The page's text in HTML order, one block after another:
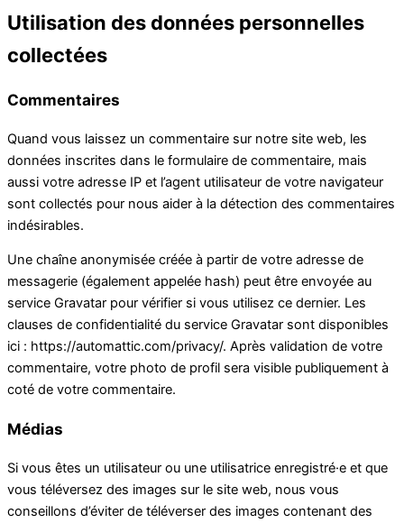
Utilisation des données personnelles
collectées
Commentaires
Quand vous laissez un commentaire sur notre site web, les
données inscrites dans le formulaire de commentaire, mais
aussi votre adresse IP et l’agent utilisateur de votre navigateur
sont collectés pour nous aider à la détection des commentaires
indésirables.
Une chaîne anonymisée créée à partir de votre adresse de
messagerie (également appelée hash) peut être envoyée au
service Gravatar pour vérifier si vous utilisez ce dernier. Les
clauses de confidentialité du service Gravatar sont disponibles
ici : https://automattic.com/privacy/. Après validation de votre
commentaire, votre photo de profil sera visible publiquement à
coté de votre commentaire.
Médias
Si vous êtes un utilisateur ou une utilisatrice enregistré·e et que
vous téléversez des images sur le site web, nous vous
conseillons d’éviter de téléverser des images contenant des